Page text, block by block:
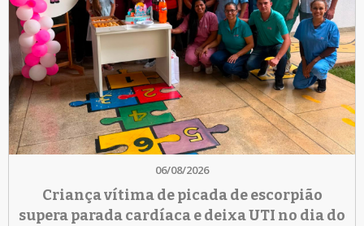
06/08/2026
Criança vítima de picada de escorpião
supera parada cardíaca e deixa UTI no dia do